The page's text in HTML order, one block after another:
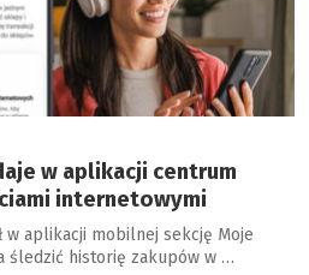
w aplikacji centrum
internetowymi
w aplikacji mobilnej sekcję Moje
śledzić historię zakupów w …